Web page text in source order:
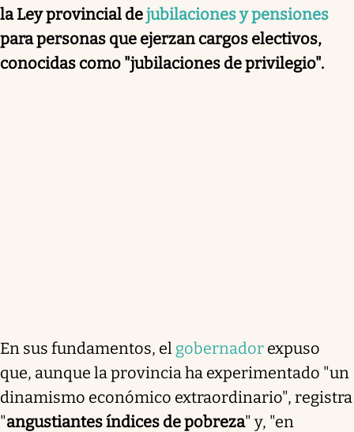
la Ley provincial dejubilaciones y pensiones
para personas que ejerzan cargos electivos,
conocidas como "jubilaciones de privilegio".
En sus fundamentos, el gobernador expuso
que, aunque la provincia ha experimentado "un
dinamismo económico extraordinario", registra
"angustiantes índices de pobreza" y, "en